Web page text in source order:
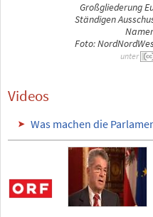
Großgliederung
Ständigen
Foto:
unter
Videos
Was machen die